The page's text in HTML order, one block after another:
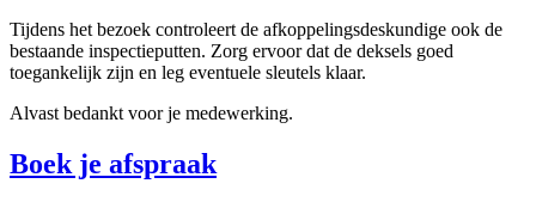
Tijdens het bezoek controleert de afkoppelingsdeskundige ook de
bestaande inspectieputten. Zorg ervoor dat de deksels goed
toegankelijk zijn en leg eventuele sleutels klaar.
Alvast bedankt voor je medewerking.
Boek je afspraak